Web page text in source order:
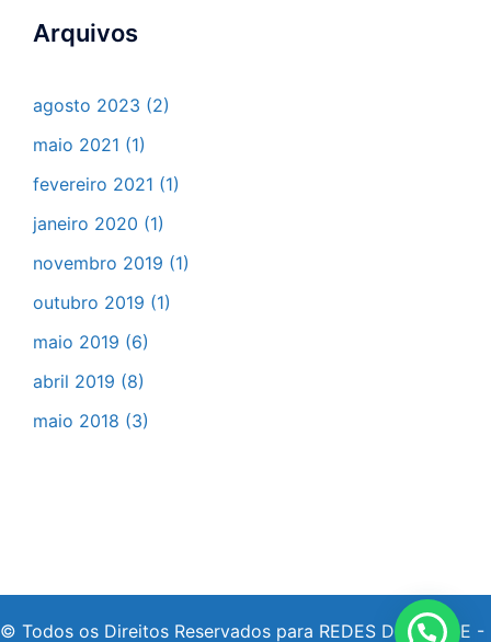
Arquivos
agosto 2023 (2)
maio 2021 (1)
fevereiro 2021 (1)
janeiro 2020 (1)
novembro 2019 (1)
outubro 2019 (1)
maio 2019 (6)
abril 2019 (8)
maio 2018 (3)
© Todos os Direitos Reservados para REDES DE SAÚDE -